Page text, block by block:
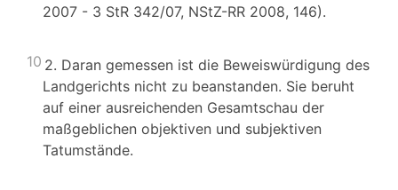
2007 - 3 StR 342/07, NStZ-RR 2008, 146).
10 2. Daran gemessen ist die Beweiswürdigung des
Landgerichts nicht zu beanstanden. Sie beruht
auf einer ausreichenden Gesamtschau der
maßgeblichen objektiven und subjektiven
Tatumstände.